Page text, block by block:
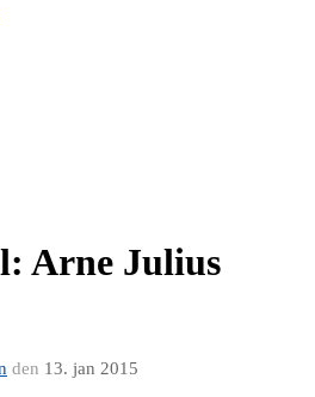
Arne Julius
den 13. jan 2015